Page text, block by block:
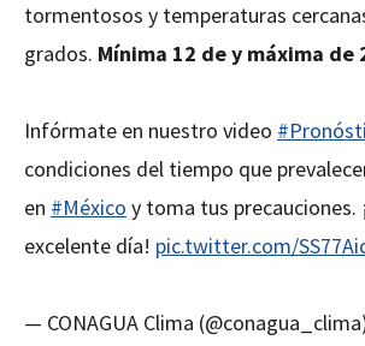
tormentosos y temperaturas
grados. Mínima 12 de y máxima de
Infórmate en nuestro video
condiciones del tiempo que
en #México y toma tus precauciones.
excelente día! pic.twitter.com/
— CONAGUA Clima